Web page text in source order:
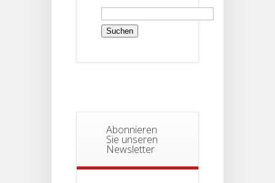
Suchen
nach:
Abonnieren
Sie unseren
Newsletter